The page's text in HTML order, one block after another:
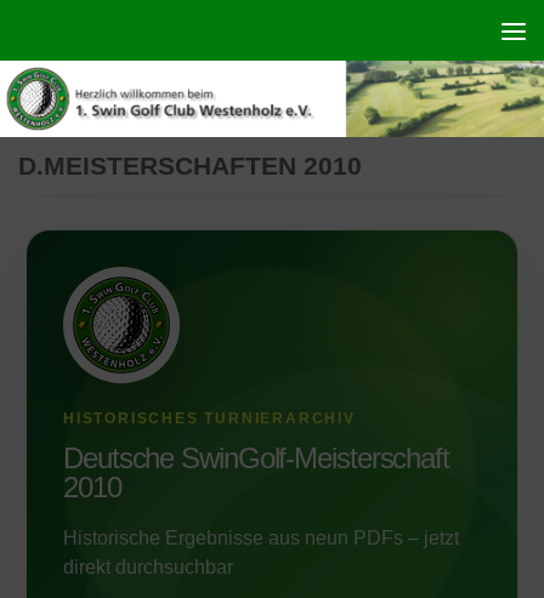
D.MEISTERSCHAFTEN 2010
HISTORISCHES TURNIERARCHIV
Deutsche SwinGolf-Meisterschaft
2010
Historische Ergebnisse aus neun PDFs – jetzt
direkt durchsuchbar